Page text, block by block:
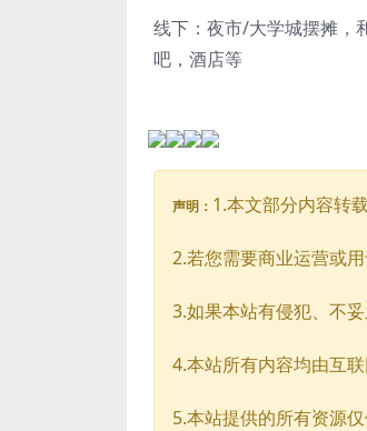
线下：夜市/大学城摆摊，
吧，酒店等
声明： 1.本文部分内容转
2.若您需要商业运营或
3.如果本站有侵犯、不
4.本站所有内容均由互
5.本站提供的所有资源